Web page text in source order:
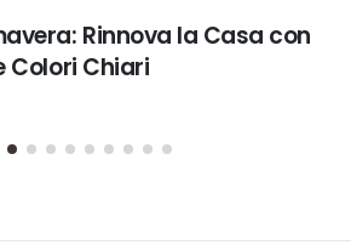
Rinnova la Casa con
Colori Chiari